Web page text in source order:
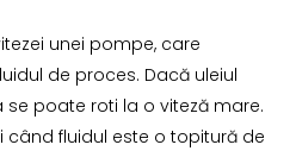
unei pompe, care
de proces. Dacă uleiul
poate roti la o viteză mare.
fluidul este o topitură de